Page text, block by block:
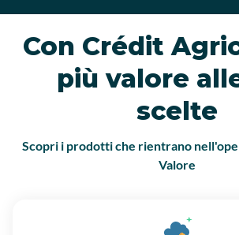
Con Crédit
più valore
scelte
Scopri i prodotti che rientrano
Valore